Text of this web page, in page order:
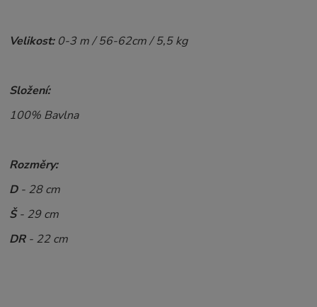
Velikost: 0-3 m / 56-62cm / 5,5 kg
Složení:
100% Bavlna
Rozměry:
D - 28 cm
Š- 29 cm
DR- 22 cm